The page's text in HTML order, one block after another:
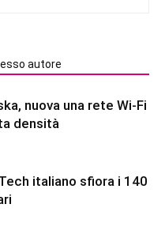
autore
nuova una rete Wi-Fi
densità
italiano sfiora i 140